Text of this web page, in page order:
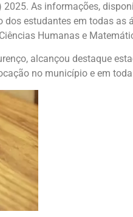
2025. As informações,
dos estudantes em todas as
Humanas e
alcançou destaque
no município e em